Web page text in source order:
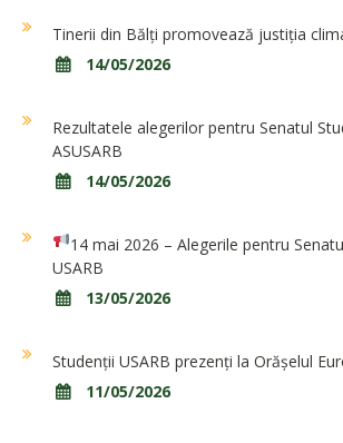
Tinerii din Bălți promovează justiția
14/05/2026
Rezultatele alegerilor pentru Senatul
ASUSARB
14/05/2026
14 mai 2026 – Alegerile pentru
USARB
13/05/2026
Studenții USARB prezenți la Orășelul
11/05/2026